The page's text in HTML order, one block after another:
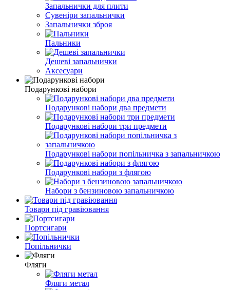
Запальнички для плити
Сувеніри запальнички
Запальнички зброя
Пальники
Дешеві запальнички
Аксесуари
Подарункові набори
Подарункові набори два предмети
Подарункові набори три предмети
Подарункові набори попільничка з запальничкою
Подарункові набори з флягою
Набори з бензиновою запальничкою
Товари під гравіювання
Портсигари
Попільнички
Фляги
Фляги метал